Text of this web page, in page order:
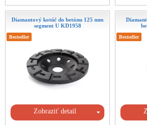
Diamantový kotúč do betónu 125 mm
segment U KD1958
Bestseller
Zobraziť detail
Bestseller